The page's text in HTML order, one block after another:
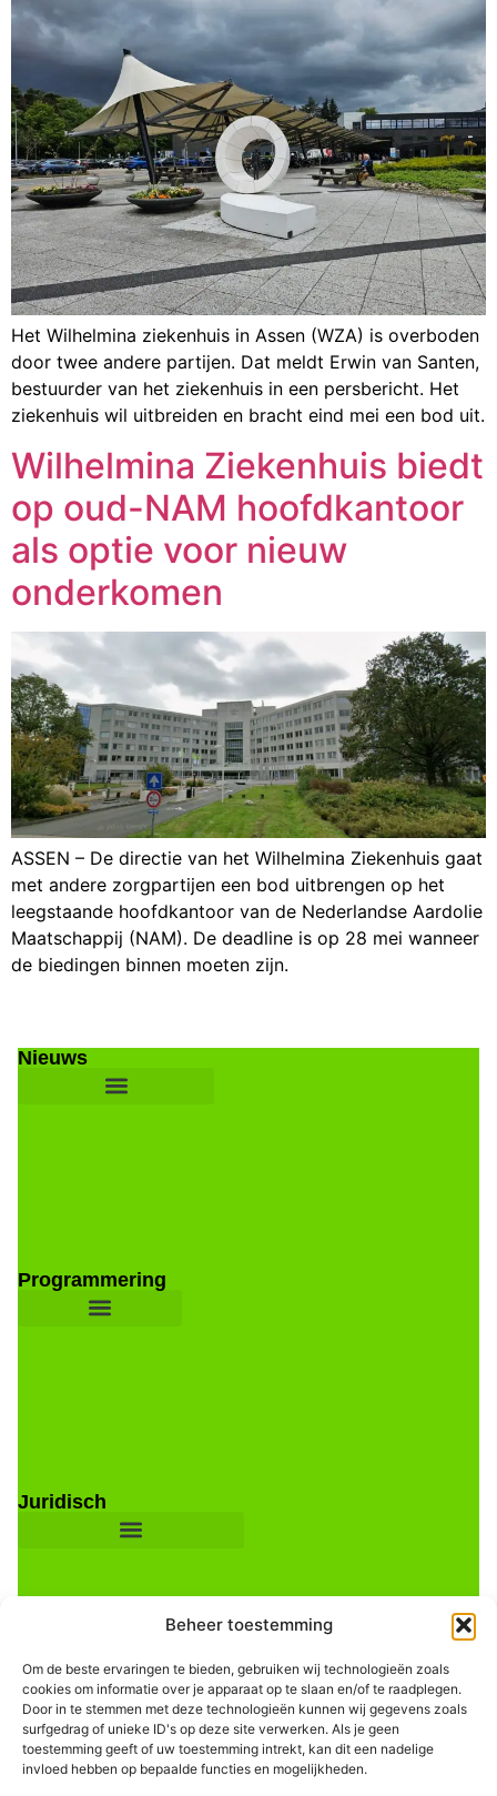
Beheer toestemming
Om de beste ervaringen te bieden, gebruiken wij technologieën zoals
cookies om informatie over je apparaat op te slaan en/of te raadplegen.
Door in te stemmen met deze technologieën kunnen wij gegevens zoals
surfgedrag of unieke ID's op deze site verwerken. Als je geen
toestemming geeft of uw toestemming intrekt, kan dit een nadelige
invloed hebben op bepaalde functies en mogelijkheden.
Het Wilhelmina ziekenhuis in Assen (WZA) is overboden
door twee andere partijen. Dat meldt Erwin van Santen,
bestuurder van het ziekenhuis in een persbericht. Het
ziekenhuis wil uitbreiden en bracht eind mei een bod uit.
Wilhelmina Ziekenhuis biedt
op oud-NAM hoofdkantoor
als optie voor nieuw
onderkomen
ASSEN – De directie van het Wilhelmina Ziekenhuis gaat
met andere zorgpartijen een bod uitbrengen op het
leegstaande hoofdkantoor van de Nederlandse Aardolie
Maatschappij (NAM). De deadline is op 28 mei wanneer
de biedingen binnen moeten zijn.
Nieuws
Programmering
Juridisch
Informatie